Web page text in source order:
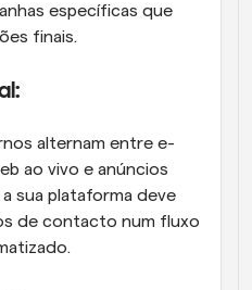
específicas que
finais.
alternam entre e-
ao vivo e anúncios
sua plataforma deve
de contacto num fluxo